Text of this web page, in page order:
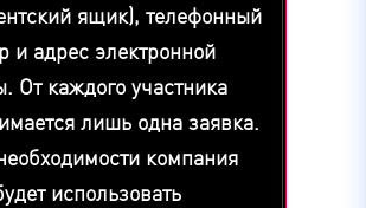
ящик), телефонный
и адрес электронной
От каждого участника
лишь одна заявка.
компания
использовать